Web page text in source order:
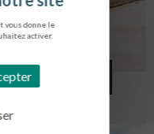
vous donne le
activer.